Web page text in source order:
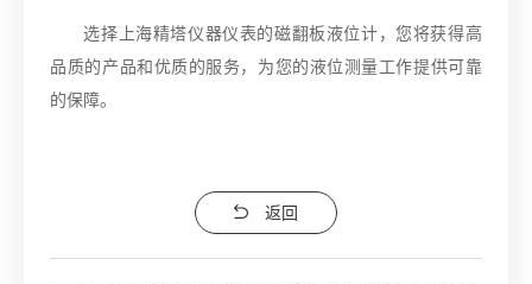
选择上海精塔仪器仪表的磁翻板液位计，您将获得高
品质的产品和优质的服务，为您的液位测量工作提供可靠
的保障。
返回